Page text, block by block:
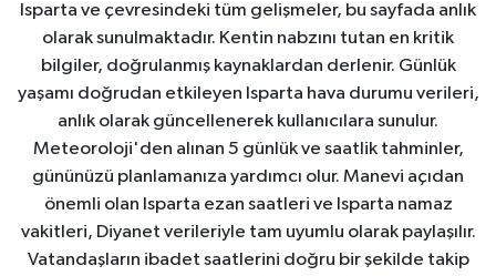
Isparta ve çevresindeki tüm gelişmeler, bu sayfada anlık
olarak sunulmaktadır. Kentin nabzını tutan en kritik
bilgiler, doğrulanmış kaynaklardan derlenir. Günlük
yaşamı doğrudan etkileyen Isparta hava durumu verileri,
anlık olarak güncellenerek kullanıcılara sunulur.
Meteoroloji'den alınan 5 günlük ve saatlik tahminler,
gününüzü planlamanıza yardımcı olur. Manevi açıdan
önemli olan Isparta ezan saatleri ve Isparta namaz
vakitleri, Diyanet verileriyle tam uyumlu olarak paylaşılır.
Vatandaşların ibadet saatlerini doğru bir şekilde takip